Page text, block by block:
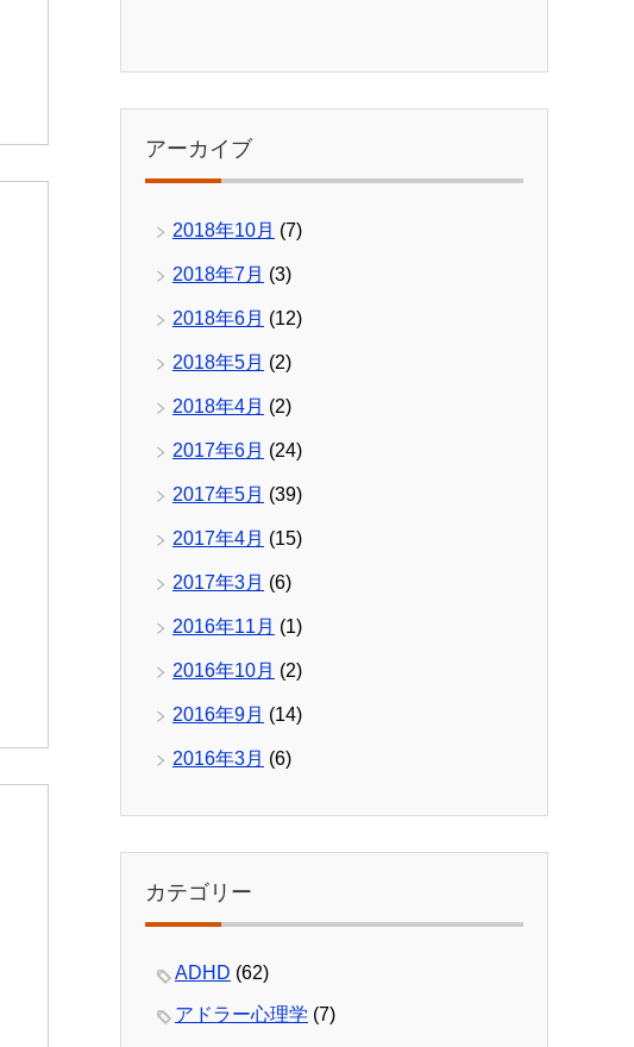
アーカイブ
2018年10月 (7)
2018年7月 (3)
2018年6月 (12)
2018年5月 (2)
2018年4月 (2)
2017年6月 (24)
2017年5月 (39)
2017年4月 (15)
2017年3月 (6)
2016年11月 (1)
2016年10月 (2)
2016年9月 (14)
2016年3月 (6)
カテゴリー
ADHD (62)
アドラー心理学 (7)